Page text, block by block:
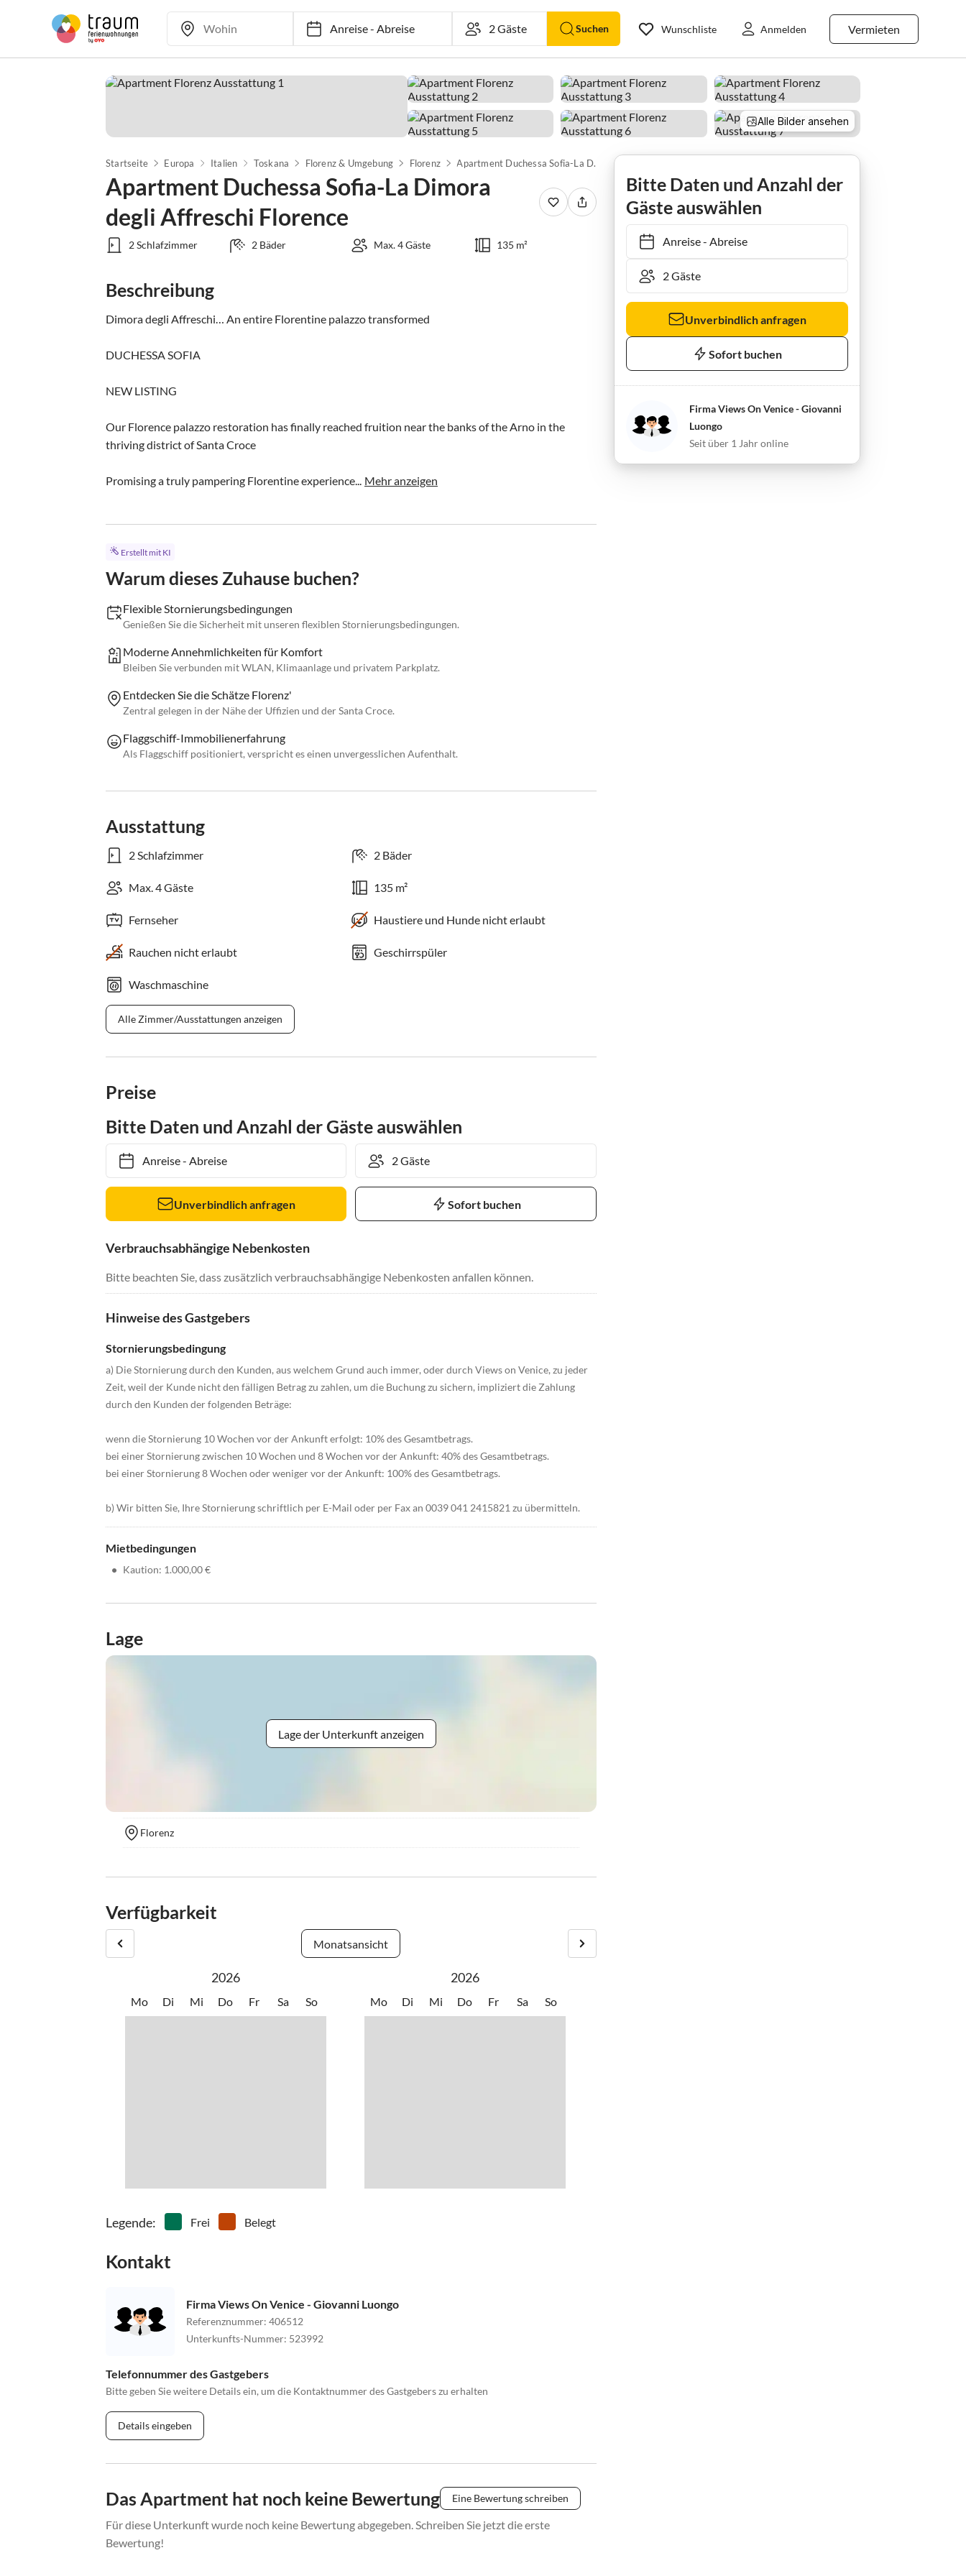
Anreise-Abreise Suchen Vermieten
Wunschliste Anmelden
Alle Bilder ansehen
Startseite Europa Italien Toskana Florenz & Umgebung Florenz Apartment Duchessa Sofia-La Dimora degli Affreschi Florence
Apartment Duchessa Sofia-La Dimora
degli Affreschi Florence
2 Schlafzimmer 2 Bäder Max. 4 Gäste 135 m²
Beschreibung
Dimora degli Affreschi… An entire Florentine palazzo transformed
DUCHESSA SOFIA
NEW LISTING
Our Florence palazzo restoration has finally reached fruition near the banks of the Arno in the
thriving district of Santa Croce
Promising a truly pampering Florentine experience... Mehr anzeigen
Erstellt mit KI
Warum dieses Zuhause buchen?
Flexible Stornierungsbedingungen
Genießen Sie die Sicherheit mit unseren flexiblen Stornierungsbedingungen.
Moderne Annehmlichkeiten für Komfort
Bleiben Sie verbunden mit WLAN, Klimaanlage und privatem Parkplatz.
Entdecken Sie die Schätze Florenz'
Zentral gelegen in der Nähe der Uffizien und der Santa Croce.
Flaggschiff-Immobilienerfahrung
Als Flaggschiff positioniert, verspricht es einen unvergesslichen Aufenthalt.
Ausstattung
2 Schlafzimmer 2 Bäder
Max. 4 Gäste 135 m²
Fernseher Haustiere und Hunde nicht erlaubt
Rauchen nicht erlaubt Geschirrspüler
Waschmaschine
Alle Zimmer/Ausstattungen anzeigen
Preise
Bitte Daten und Anzahl der Gäste auswählen
Anreise- Abreise
Unverbindlich anfragen Sofort buchen
Verbrauchsabhängige Nebenkosten
Bitte beachten Sie, dass zusätzlich verbrauchsabhängige Nebenkosten anfallen können.
Hinweise des Gastgebers
Stornierungsbedingung
a) Die Stornierung durch den Kunden, aus welchem Grund auch immer, oder durch Views on Venice, zu jeder
Zeit, weil der Kunde nicht den fälligen Betrag zu zahlen, um die Buchung zu sichern, impliziert die Zahlung
durch den Kunden der folgenden Beträge:
wenn die Stornierung 10 Wochen vor der Ankunft erfolgt: 10% des Gesamtbetrags.
bei einer Stornierung zwischen 10 Wochen und 8 Wochen vor der Ankunft: 40% des Gesamtbetrags.
bei einer Stornierung 8 Wochen oder weniger vor der Ankunft: 100% des Gesamtbetrags.
b) Wir bitten Sie, Ihre Stornierung schriftlich per E-Mail oder per Fax an 0039 041 2415821 zu übermitteln.
Mietbedingungen
• Kaution: 1.000,00 €
Lage
Lage der Unterkunft anzeigen
Florenz
Verfügbarkeit
Monatsansicht
2026
Mo Di Mi Do Fr Sa So
2026
Mo Di Mi Do Fr Sa So
Legende: Frei Belegt
Kontakt
Firma Views On Venice - Giovanni Luongo
Referenznummer: 406512
Unterkunfts-Nummer: 523992
Telefonnummer des Gastgebers
Bitte geben Sie weitere Details ein, um die Kontaktnummer des Gastgebers zu erhalten
Details eingeben
Das Apartment hat noch keine Bewertung Eine Bewertung schreiben
Für diese Unterkunft wurde noch keine Bewertung abgegeben. Schreiben Sie jetzt die erste
Bewertung!
Bitte Daten und Anzahl der
Gäste auswählen
Anreise- Abreise
Unverbindlich anfragen
Sofort buchen
Firma Views On Venice - Giovanni
Luongo
Seit über 1 Jahr online